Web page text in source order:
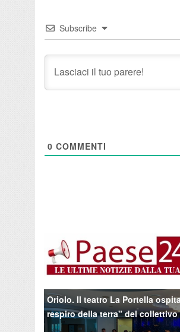
Subscribe
0 COMMENTI
Oriolo. Il teatro La Portella
respiro della terra" del collettivo